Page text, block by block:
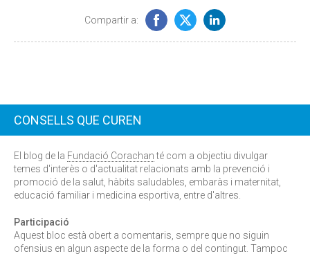
Compartir a:
CONSELLS QUE CUREN
El blog de la Fundació Corachanté com a objectiu divulgar
temes d'interès o d'actualitat relacionats amb la prevenció i
promoció de la salut, hàbits saludables, embaràs i maternitat,
educació familiar i medicina esportiva, entre d'altres.
Participació
Aquest bloc està obert a comentaris, sempre que no siguin
ofensius en algun aspecte de la forma o del contingut. Tampoc